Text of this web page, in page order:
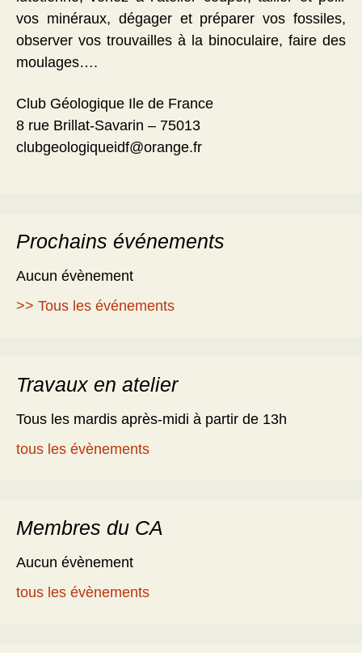
vos minéraux, dégager et préparer vos fossiles,
observer vos trouvailles à la binoculaire, faire des
moulages….
Club Géologique Ile de France
8 rue Brillat-Savarin – 75013
clubgeologiqueidf@orange.fr
Prochains événements
Aucun évènement
>> Tous les événements
Travaux en atelier
Tous les mardis après-midi à partir de 13h
tous les évènements
Membres du CA
Aucun évènement
tous les évènements